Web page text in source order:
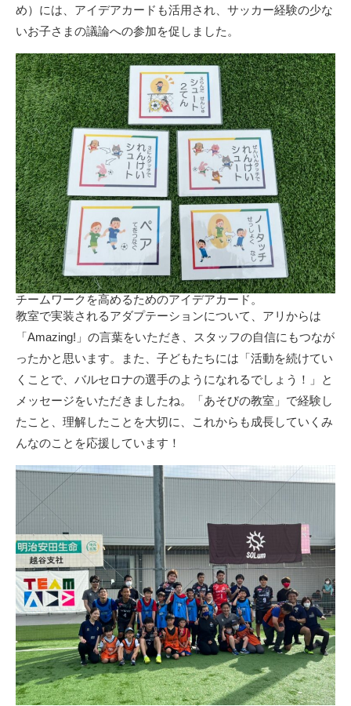
め）には、アイデアカードも活用され、サッカー経験の少な
いお子さまの議論への参加を促しました。
チームワークを高めるためのアイデアカード。
教室で実装されるアダプテーションについて、アリからは
「Amazing!」の言葉をいただき、スタッフの自信にもつなが
ったかと思います。また、子どもたちには「活動を続けてい
くことで、バルセロナの選手のようになれるでしょう！」と
メッセージをいただきましたね。「あそびの教室」で経験し
たこと、理解したことを大切に、これからも成長していくみ
んなのことを応援しています！